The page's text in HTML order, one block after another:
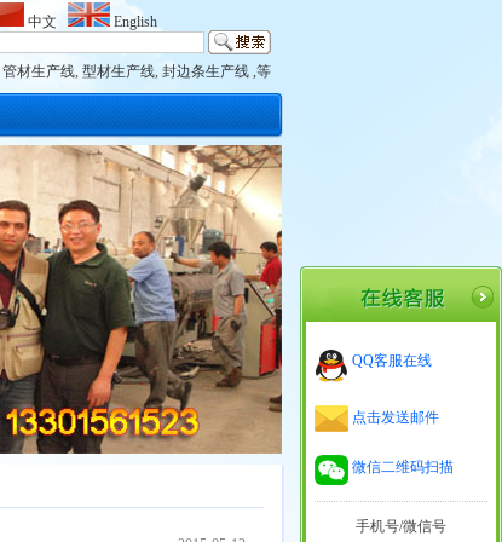
中文
English
管材生产线, 型材生产线, 封边条生产线 ,等
QQ客服在线
点击发送邮件
微信二维码扫描
手机号/微信号